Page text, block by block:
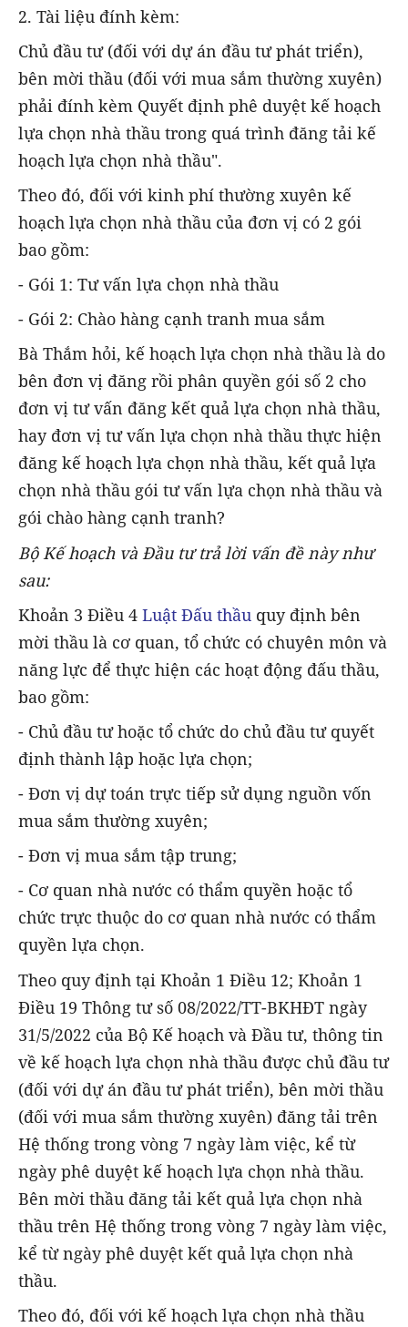
2. Tài liệu đính kèm:
Chủ đầu tư (đối với dự án đầu tư phát triển),
bên mời thầu (đối với mua sắm thường xuyên)
phải đính kèm Quyết định phê duyệt kế hoạch
lựa chọn nhà thầu trong quá trình đăng tải kế
hoạch lựa chọn nhà thầu".
Theo đó, đối với kinh phí thường xuyên kế
hoạch lựa chọn nhà thầu của đơn vị có 2 gói
bao gồm:
- Gói 1: Tư vấn lựa chọn nhà thầu
- Gói 2: Chào hàng cạnh tranh mua sắm
Bà Thắm hỏi, kế hoạch lựa chọn nhà thầu là do
bên đơn vị đăng rồi phân quyền gói số 2 cho
đơn vị tư vấn đăng kết quả lựa chọn nhà thầu,
hay đơn vị tư vấn lựa chọn nhà thầu thực hiện
đăng kế hoạch lựa chọn nhà thầu, kết quả lựa
chọn nhà thầu gói tư vấn lựa chọn nhà thầu và
gói chào hàng cạnh tranh?
Bộ Kế hoạch và Đầu tư trả lời vấn đề này như
sau:
Khoản 3 Điều 4 Luật Đấu thầu quy định bên
mời thầu là cơ quan, tổ chức có chuyên môn và
năng lực để thực hiện các hoạt động đấu thầu,
bao gồm:
- Chủ đầu tư hoặc tổ chức do chủ đầu tư quyết
định thành lập hoặc lựa chọn;
- Đơn vị dự toán trực tiếp sử dụng nguồn vốn
mua sắm thường xuyên;
- Đơn vị mua sắm tập trung;
- Cơ quan nhà nước có thẩm quyền hoặc tổ
chức trực thuộc do cơ quan nhà nước có thẩm
quyền lựa chọn.
Theo quy định tại Khoản 1 Điều 12; Khoản 1
Điều 19 Thông tư số 08/2022/TT-BKHĐT ngày
31/5/2022 của Bộ Kế hoạch và Đầu tư, thông tin
về kế hoạch lựa chọn nhà thầu được chủ đầu tư
(đối với dự án đầu tư phát triển), bên mời thầu
(đối với mua sắm thường xuyên) đăng tải trên
Hệ thống trong vòng 7 ngày làm việc, kể từ
ngày phê duyệt kế hoạch lựa chọn nhà thầu.
Bên mời thầu đăng tải kết quả lựa chọn nhà
thầu trên Hệ thống trong vòng 7 ngày làm việc,
kể từ ngày phê duyệt kết quả lựa chọn nhà
thầu.
Theo đó, đối với kế hoạch lựa chọn nhà thầu